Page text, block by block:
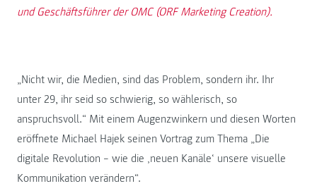
und Geschäftsführer der OMC (ORF Marketing Creation).
„Nicht wir, die Medien, sind das Problem, sondern ihr. Ihr
unter 29, ihr seid so schwierig, so wählerisch, so
anspruchsvoll.“ Mit einem Augenzwinkern und diesen Worten
eröffnete Michael Hajek seinen Vortrag zum Thema „Die
digitale Revolution – wie die ‚neuen Kanäle‘ unsere visuelle
Kommunikation verändern“.